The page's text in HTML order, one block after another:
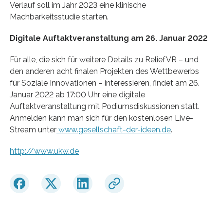
Verlauf soll im Jahr 2023 eine klinische
Machbarkeitsstudie starten.
Digitale Auftaktveranstaltung am 26. Januar 2022
Für alle, die sich für weitere Details zu ReliefVR – und
den anderen acht finalen Projekten des Wettbewerbs
für Soziale Innovationen – interessieren, findet am 26.
Januar 2022 ab 17:00 Uhr eine digitale
Auftaktveranstaltung mit Podiumsdiskussionen statt.
Anmelden kann man sich für den kostenlosen Live-
Stream unter www.gesellschaft-der-ideen.de.
http://www.ukw.de